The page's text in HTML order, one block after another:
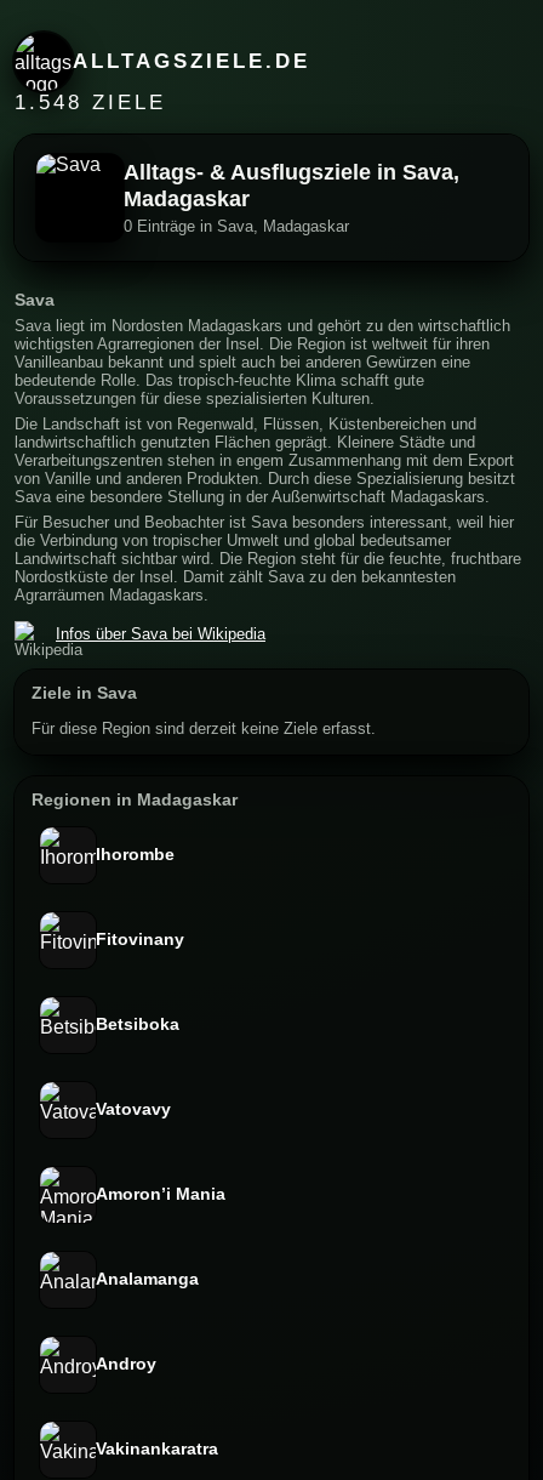
ALLTAGSZIELE.DE
1.548 ZIELE
Alltags- & Ausflugsziele in Sava,
Madagaskar
0 Einträge in Sava, Madagaskar
Sava
Sava liegt im Nordosten Madagaskars und gehört zu den wirtschaftlich
wichtigsten Agrarregionen der Insel. Die Region ist weltweit für ihren
Vanilleanbau bekannt und spielt auch bei anderen Gewürzen eine
bedeutende Rolle. Das tropisch-feuchte Klima schafft gute
Voraussetzungen für diese spezialisierten Kulturen.
Die Landschaft ist von Regenwald, Flüssen, Küstenbereichen und
landwirtschaftlich genutzten Flächen geprägt. Kleinere Städte und
Verarbeitungszentren stehen in engem Zusammenhang mit dem Export
von Vanille und anderen Produkten. Durch diese Spezialisierung besitzt
Sava eine besondere Stellung in der Außenwirtschaft Madagaskars.
Für Besucher und Beobachter ist Sava besonders interessant, weil hier
die Verbindung von tropischer Umwelt und global bedeutsamer
Landwirtschaft sichtbar wird. Die Region steht für die feuchte, fruchtbare
Nordostküste der Insel. Damit zählt Sava zu den bekanntesten
Agrarräumen Madagaskars.
Infos über Sava bei Wikipedia
Ziele in Sava
Für diese Region sind derzeit keine Ziele erfasst.
Regionen in Madagaskar
Ihorombe
Fitovinany
Betsiboka
Vatovavy
Amoron’i Mania
Analamanga
Androy
Vakinankaratra